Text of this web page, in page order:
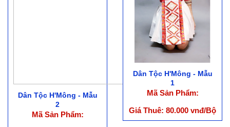
Dân Tộc H'Mông - Mẫu
2
Mã Sản Phẩm:
Dân Tộc H'Mông - Mẫu
1
Mã Sản Phẩm:
Giá Thuê: 80.000 vnđ/Bộ